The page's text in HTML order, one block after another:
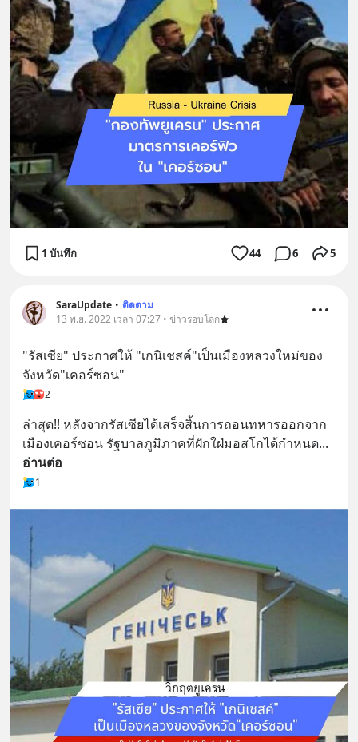
1 บันทึก 44 6 5
SaraUpdate • ติดตาม
13 พ.ย. 2022 เวลา 07:27 • ข่าวรอบโลก
"รัสเซีย" ประกาศให้ "เกนิเชสค์"เป็นเมืองหลวงใหม่ของ
จังหวัด"เคอร์ซอน"
2
ล่าสุด!! หลังจากรัสเซียได้เสร็จสิ้นการถอนทหารออกจาก
เมืองเคอร์ซอน รัฐบาลภูมิภาคที่ฝักใฝ่มอสโกได้กำหนด
อ่านต่อ
1